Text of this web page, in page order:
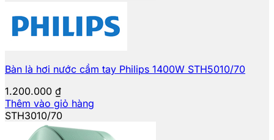
Bàn là hơi nước cầm tay Philips 1400W STH5010/70
1.200.000 ₫
Thêm vào giỏ hàng
STH3010/70